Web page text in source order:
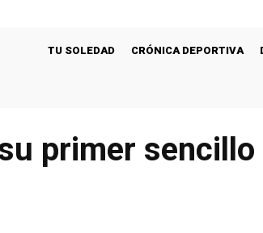
TU SOLEDAD CRÓNICA DEPORTIVA
primer sencillo